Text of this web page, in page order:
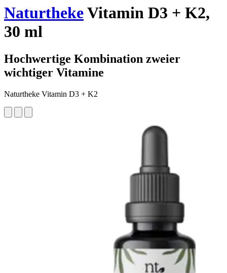
NaturthekeVitamin D3 + K2,
30 ml
Hochwertige Kombination zweier
wichtiger Vitamine
Naturtheke Vitamin D3 + K2